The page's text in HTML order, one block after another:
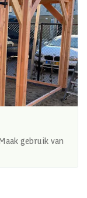
gebruik van